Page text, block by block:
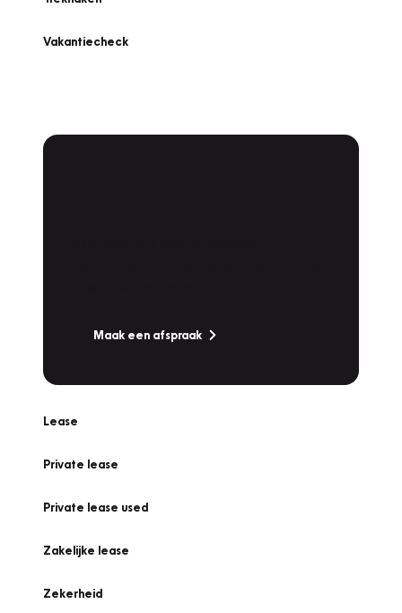
Vakantiecheck
Maak een afspraak
Lease
Private lease
Private lease used
Zakelijke lease
Zekerheid